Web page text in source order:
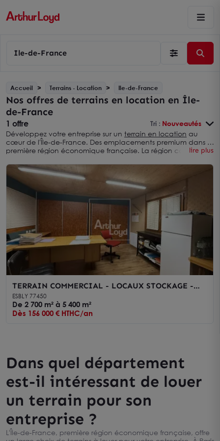
Ile-de-France
Accueil Terrains - Location Ile-de-France
Nos offres de terrains en location en Île-
de-France
1 offre Tri : Nouveautés
Développez votre entreprise sur un terrain en location au
cœur de l'Île-de-France. Des emplacements premium dans la
première région économique française. La région capitale
dense parisien aux zones d'activités de grande couronne.
Avec 12 millions d'habitants et un réseau de transport en
pleine expansion avec le Grand Paris Express, l'Île-de-France
propose des opportunités adaptées à chaque secteur
d'activité : logistique, industrie, commerce ou artisanat.
lire plus
TERRAIN COMMERCIAL - LOCAUX STOCKAGE -
ESBLY
ESBLY 77450
De 2 700 m² à 5 400 m²
Dès 156 000 € HTHC/an
Dans quel département
est-il intéressant de louer
un terrain pour son
entreprise ?
L'Île-de-France, première région économique française, offre